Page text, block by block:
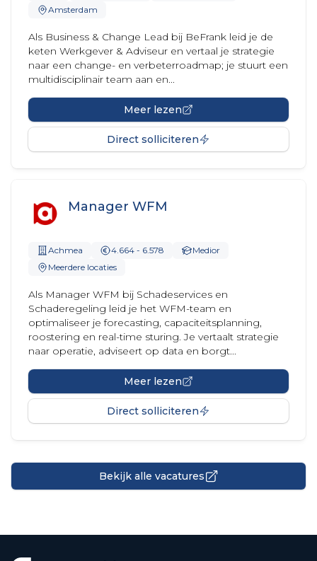
Amsterdam
Als Business & Change Lead bij BeFrank leid je de
keten Werkgever & Adviseur en vertaal je strategie
naar een change- en verbeterroadmap; je stuurt een
multidisciplinair team aan en...
Meer lezen
Direct solliciteren
Manager WFM
Achmea 4.664 - 6.578
Medior
Meerdere locaties
Als Manager WFM bij Schadeservices en
Schaderegeling leid je het WFM-team en
optimaliseer je forecasting, capaciteitsplanning,
roostering en real-time sturing. Je vertaalt strategie
naar operatie, adviseert op data en borgt...
Meer lezen
Direct solliciteren
Bekijk alle vacatures